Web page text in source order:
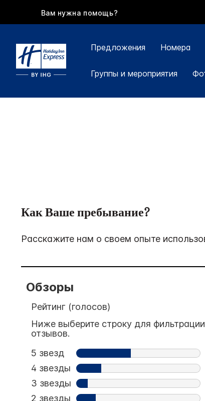
Вам нужна помощь?
Предложения Номера
Группы и мероприятия
Как Ваше пребывание?
Расскажите нам о своем опыте